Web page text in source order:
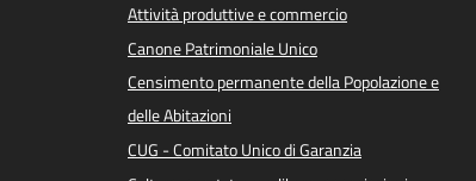
Attività produttive e commercio
Canone Patrimoniale Unico
Censimento permanente della Popolazione e
delle Abitazioni
CUG - Comitato Unico di Garanzia